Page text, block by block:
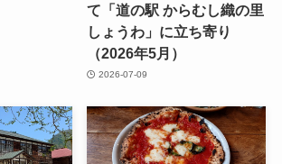
て「道の駅 からむし織の里
しょうわ」に立ち寄り
（2026年5月）
2026-07-09